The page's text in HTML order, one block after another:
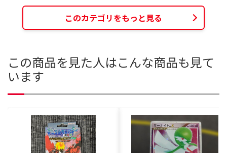
このカテゴリをもっと見る
この商品を見た人はこんな商品も見て
います